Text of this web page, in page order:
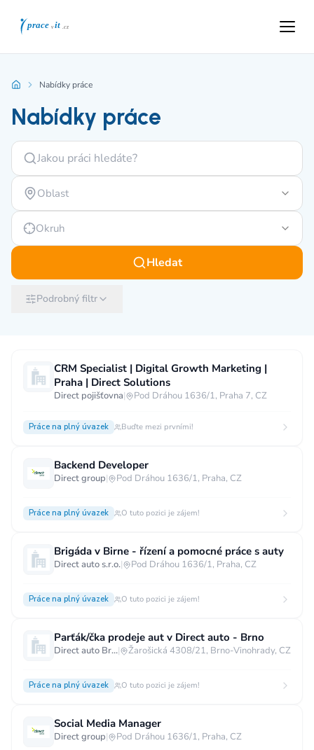
Nabídky práce
Nabídky práce
Oblast
Okruh
Hledat
Podrobný filtr
CRM Specialist | Digital Growth Marketing |
Praha | Direct Solutions
Direct pojišťovna| Pod Dráhou 1636/1, Praha 7, CZ
Práce na plný úvazek Buďte mezi prvními!
Backend Developer
Direct group| Pod Dráhou 1636/1, Praha, CZ
Práce na plný úvazek O tuto pozici je zájem!
Brigáda v Birne - řízení a pomocné práce s auty
Direct auto s.r.o.| Pod Dráhou 1636/1, Praha, CZ
Práce na plný úvazek O tuto pozici je zájem!
Parťák/čka prodeje aut v Direct auto - Brno
Direct auto Brno s.r.o.| Žarošická 4308/21, Brno-Vinohrady, CZ
Práce na plný úvazek O tuto pozici je zájem!
Social Media Manager
Direct group| Pod Dráhou 1636/1, Praha, CZ
Měsíční plat
neuvedeno 0 až 30 000 CZK
30 000 CZK a více
40 000 CZK a více
Ostatní mzdy
za hodinu za manday
Práce na plný úvazek
Práce na zkrácený úvazek
Krátkodobá práce
Vzdělání
Odborné vyučení bez maturity
Středoškolské nebo odborné vyučení s maturitou
Vyšší odborné
Bakalářské